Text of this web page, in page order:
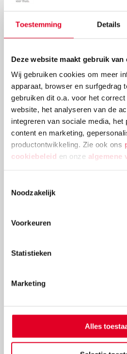
Toestemming Details
Deze website maakt gebruik van
Wij gebruiken cookies om meer
apparaat, browser en surfgedrag
gebruiken dit o.a. voor het
website, het analyseren van de
integreren van sociale media, het
content en marketing,
productontwikkeling. Zie ook ons
cookiebeleid en onze algemene
Noodzakelijk
Voorkeuren
Statistieken
Marketing
Alles
5 redenen waarom er
huis zou moeten staan
Wobbels, een prachtig
no-time mateloos populair is
en ver daarbuiten. Eerlijk
wel. Een Wobbel is heel
Wat precies de
we je graag!
Lees meer
Waarom bewegend
Kan jouw kind niet stilzitten?
die bewegen tijdens de taal- en
school, leren meer dan